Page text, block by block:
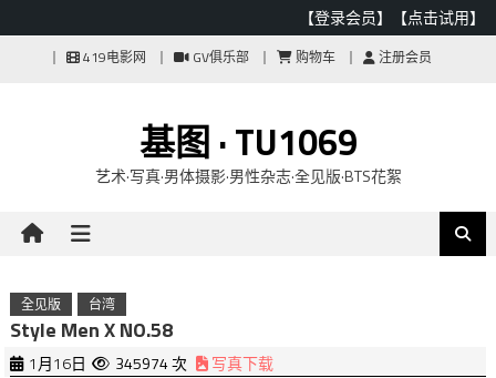
【登录会员】 【点击试用】
419电影网 GV俱乐部 购物车 注册会员
基图 · TU1069
艺术·写真·男体摄影·男性杂志·全见版·BTS花絮
全见版 台湾
Style Men X NO.58
1月16日 345974 次
写真下载